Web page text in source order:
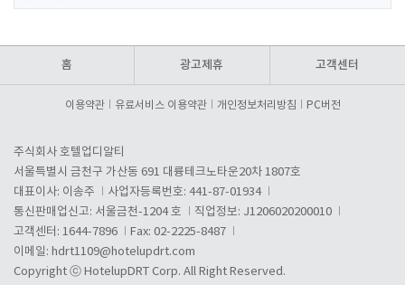
홈 광고제휴 고객센터
이용약관 유료서비스 이용약관 개인정보처리방침 PC버전
주식회사 호텔업디알티
서울특별시 금천구 가산동 691 대륭테크노타운20차 1807호
대표이사: 이송주
사업자등록번호: 441-87-01934
통신판매업신고: 서울금천-1204 호
직업정보: J1206020200010
고객센터: 1644-7896
Fax: 02-2225-8487
이메일: hdrt1109@hotelupdrt.com
Copyright ⓒ HotelupDRT Corp. All Right Reserved.